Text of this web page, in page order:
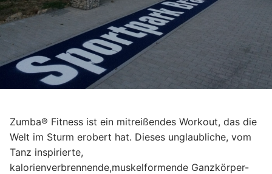
Suchen
Fussball
Herren
Tennis
Zumba® Fitness ist ein mitreißendes Workout, das die
Welt im Sturm erobert hat. Dieses unglaubliche, vom
Tanz inspirierte,
kalorienverbrennende,muskelformende Ganzkörper-